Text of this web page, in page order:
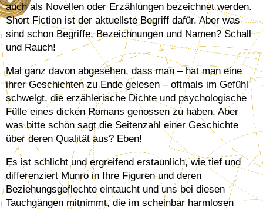
auch als Novellen oder Erzählungen bezeichnet werden.
Short Fiction ist der aktuellste Begriff dafür. Aber was
sind schon Begriffe, Bezeichnungen und Namen? Schall
und Rauch!
Mal ganz davon abgesehen, dass man – hat man eine
ihrer Geschichten zu Ende gelesen – oftmals im Gefühl
schwelgt, die erzählerische Dichte und psychologische
Fülle eines dicken Romans genossen zu haben. Aber
was bitte schön sagt die Seitenzahl einer Geschichte
über deren Qualität aus? Eben!
Es ist schlicht und ergreifend erstaunlich, wie tief und
differenziert Munro in Ihre Figuren und deren
Beziehungsgeflechte eintaucht und uns bei diesen
Tauchgängen mitnimmt, die im scheinbar harmlosen